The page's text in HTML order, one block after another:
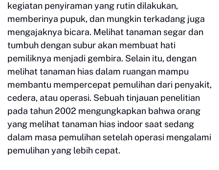
kegiatan penyiraman yang rutin dilakukan,
memberinya pupuk, dan mungkin terkadang juga
mengajaknya bicara. Melihat tanaman segar dan
tumbuh dengan subur akan membuat hati
pemiliknya menjadi gembira. Selain itu, dengan
melihat tanaman hias dalam ruangan mampu
membantu mempercepat pemulihan dari penyakit,
cedera, atau operasi. Sebuah tinjauan penelitian
pada tahun 2002 mengungkapkan bahwa orang
yang melihat tanaman hias indoor saat sedang
dalam masa pemulihan setelah operasi mengalami
pemulihan yang lebih cepat.